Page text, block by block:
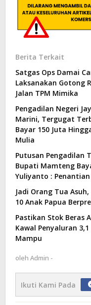
Berita Terkait
Satgas Ops Damai
Laksanakan Gotong
Jalan TPM Mimika
Pengadilan Negeri
Marini, Tergugat
Bayar 150 Juta
Mulia
Putusan Pengadilan
Bupati Mamteng
Yuliyanto :
Jadi Orang Tua
10 Anak Papua
Pastikan Stok Beras
Kawal Penyaluran
Mampu
oleh Admin -
Ikuti Kami Pada